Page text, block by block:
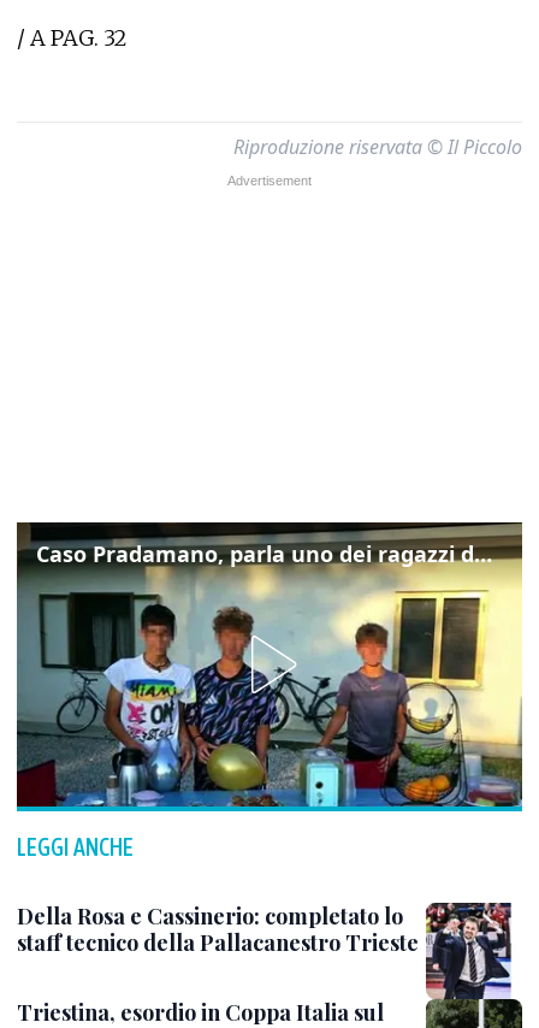
/ A PAG. 32
Riproduzione riservata © Il Piccolo
Caso Pradamano, parla uno dei ragazzi denunciati per la limonata: "Volevo anche aiutare i miei"
LEGGI ANCHE
Della Rosa e Cassinerio: completato lo
staff tecnico della Pallacanestro Trieste
Triestina, esordio in Coppa Italia sul